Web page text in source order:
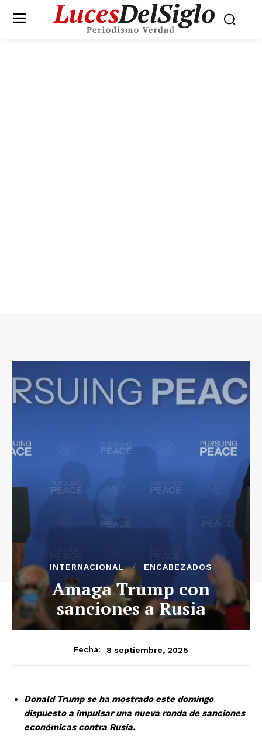
INTERNACIONAL ENCABEZADOS
Amaga Trump con
sanciones a Rusia
Fecha: 8 septiembre, 2025
Donald Trump se ha mostrado este domingo
dispuesto a impulsar una nueva ronda de sanciones
económicas contra Rusia.